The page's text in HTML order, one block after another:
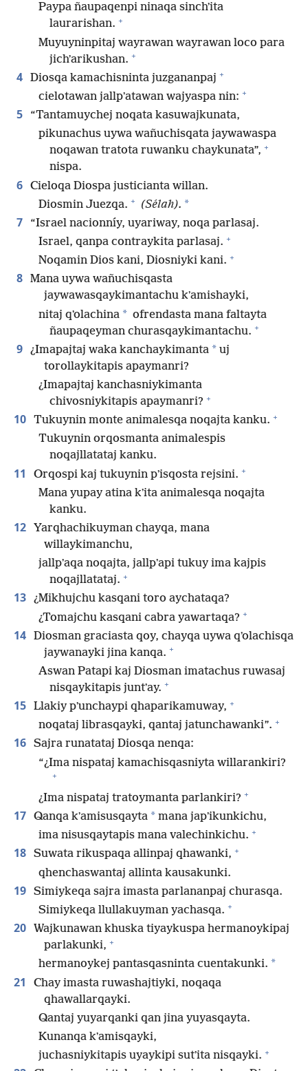
Paypa ñaupaqenpi ninaqa sinchʼita
laurarishan. +
Muyuyninpitaj wayrawan wayrawan loco para
jichʼarikushan. +
4 Diosqa kamachisninta juzgananpaj +
cielotawan jallpʼatawan wajyaspa nin: +
5
“Tantamuychej noqata kasuwajkunata,
pikunachus uywa wañuchisqata jaywawaspa
noqawan tratota ruwanku chaykunata”, +
nispa.
6 Cieloqa Diospa justicianta willan.
Diosmin Juezqa. + (Sélah). *
7
“Israel nacionníy, uyariway, noqa parlasaj.
Israel, qanpa contraykita parlasaj. +
Noqamin Dios kani, Diosniyki kani. +
8 Mana uywa wañuchisqasta
jaywawasqaykimantachu kʼamishayki,
nitaj qʼolachina * ofrendasta mana faltayta
ñaupaqeyman churasqaykimantachu. +
9 ¿Imapajtaj waka kanchaykimanta * uj
torollaykitapis apaymanri?
¿Imapajtaj kanchasniykimanta
chivosniykitapis apaymanri? +
10 Tukuynin monte animalesqa noqajta kanku. +
Tukuynin orqosmanta animalespis
noqajllatataj kanku.
11 Orqospi kaj tukuynin pʼisqosta rejsini. +
Mana yupay atina kʼita animalesqa noqajta
kanku.
12 Yarqhachikuyman chayqa, mana
willaykimanchu,
jallpʼaqa noqajta, jallpʼapi tukuy ima kajpis
noqajllatataj. +
13 ¿Mikhujchu kasqani toro aychataqa?
¿Tomajchu kasqani cabra yawartaqa? +
14 Diosman graciasta qoy, chayqa uywa qʼolachisqa
jaywanayki jina kanqa. +
Aswan Patapi kaj Diosman imatachus ruwasaj
nisqaykitapis juntʼay. +
15 Llakiy pʼunchaypi qhaparikamuway, +
noqataj librasqayki, qantaj jatunchawanki”. +
16 Sajra runatataj Diosqa nenqa:
“¿Ima nispataj kamachisqasniyta willarankiri?
+
¿Ima nispataj tratoymanta parlankiri? +
17 Qanqa kʼamisusqayta * mana japʼikunkichu,
ima nisusqaytapis mana valechinkichu. +
18 Suwata rikuspaqa allinpaj qhawanki, +
qhenchaswantaj allinta kausakunki.
19 Simiykeqa sajra imasta parlananpaj churasqa.
Simiykeqa llullakuyman yachasqa. +
20 Wajkunawan khuska tiyaykuspa hermanoykipaj
parlakunki, +
hermanoykej pantasqasninta cuentakunki. *
21
Chay imasta ruwashajtiyki, noqaqa
qhawallarqayki.
Qantaj yuyarqanki qan jina yuyasqayta.
Kunanqa kʼamisqayki,
juchasniykitapis uyaykipi sutʼita nisqayki. +